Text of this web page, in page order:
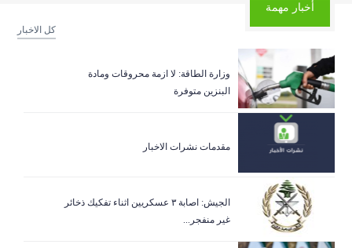
أخبار مهمة
كل الاخبار
وزارة الطاقة: لا ازمة محروقات ومادة
البنزين متوفرة
مقدمات نشرات الاخبار
الجيش: اصابة ٣ عسكريين اثناء تفكيك ذخائر
غير منفجر...